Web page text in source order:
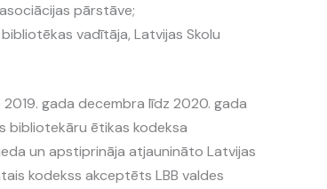
pārstāve;
vadītāja, Latvijas Skolu
gada decembra līdz 2020. gada
bibliotekāru ētikas kodeksa
un apstiprināja atjaunināto Latvijas
kodekss akceptēts LBB valdes